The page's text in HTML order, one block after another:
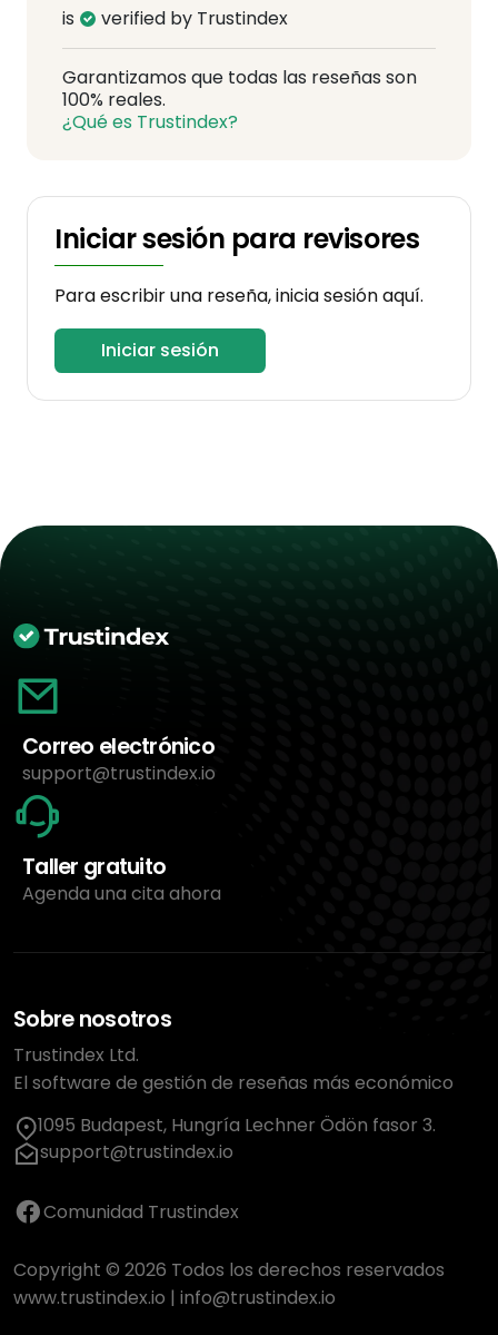
is verified by Trustindex
Garantizamos que todas las reseñas son
100% reales.
¿Qué es Trustindex?
Iniciar sesión para revisores
Para escribir una reseña, inicia sesión aquí.
Iniciar sesión
Correo electrónico
support@trustindex.io
Taller gratuito
Agenda una cita ahora
Sobre nosotros
Trustindex Ltd.
El software de gestión de reseñas más económico
1095 Budapest, Hungría Lechner Ödön fasor 3.
support@trustindex.io
Comunidad Trustindex
Copyright © 2026 Todos los derechos reservados
www.trustindex.io | info@trustindex.io